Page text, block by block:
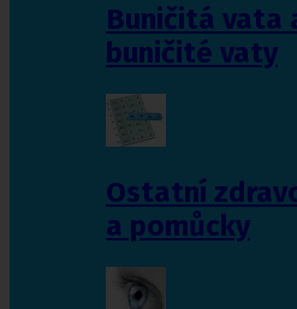
Buničitá vata
buničité vaty
Ostatní
a pomůcky